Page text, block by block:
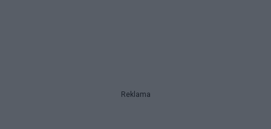
Reklama